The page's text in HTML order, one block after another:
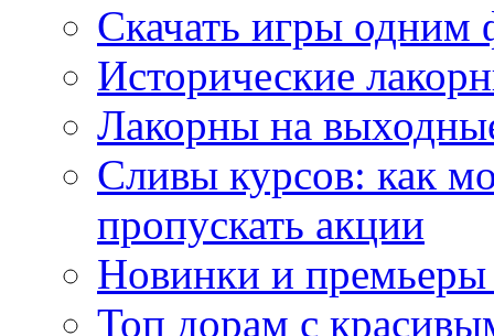
Скачать игры одним
Исторические
Лакорны на
Сливы курсов: как
пропускать акции
Новинки и
Топ дорам с